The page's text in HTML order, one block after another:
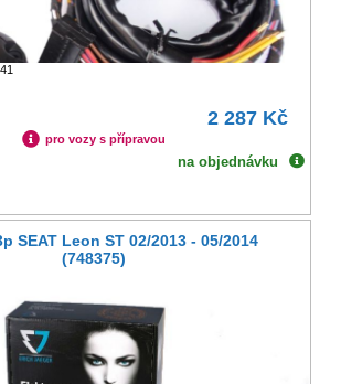
2 287 Kč
pro vozy s přípravou
na objednávku
SEAT Leon ST 02/2013 - 05/2014
(748375)